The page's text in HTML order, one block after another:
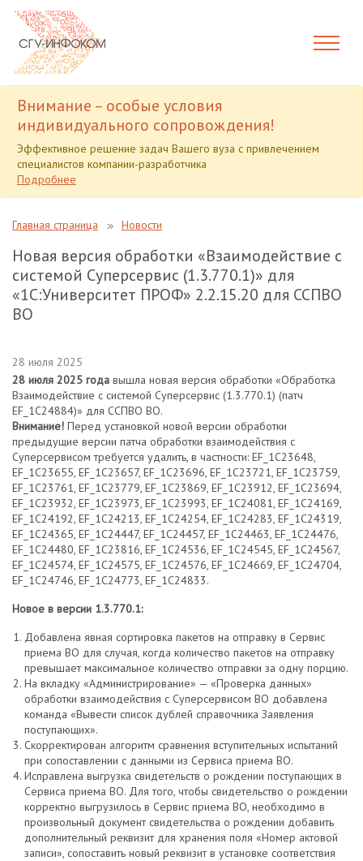
Внимание – особые условия
индивидуального сопровождения!
Эффективное решение задач Вашего вуза с привлечением
специалистов компании-разработчика
Подробнее
Главная страница Новости
Новая версия обработки «Взаимодействие с
системой Суперсервис (1.3.770.1)» для
«1С:Университет ПРОФ» 2.2.15.20 для ССПВО
ВО
28 июля 2025
28 июля 2025 года вышла новая версия обработки «Обработка
Взаимодействие с системой Суперсервис (1.3.770.1) (патч
EF_1C24884)» для ССПВО ВО.
Внимание! Перед установкой новой версии обработки
предыдущие версии патча обработки взаимодействия с
Суперсервисом требуется удалить, в частности: EF_1C23648,
EF_1C23655, EF_1C23657, EF_1C23696, EF_1C23721, EF_1C23759,
EF_1C23761, EF_1C23779, EF_1C23869, EF_1C23912, EF_1С23694,
EF_1C23932, EF_1C23973, EF_1C23993, EF_1C24081, EF_1C24169,
EF_1C24192, EF_1C24213, EF_1C24254, EF_1C24283, EF_1C24319,
EF_1C24365, EF_1C24447, EF_1C24457, EF_1C24463, EF_1C24476,
EF_1C24480, EF_1C23816, EF_1C24536, EF_1C24545, EF_1C24567,
EF_1C24574, EF_1C24575, EF_1C24576, EF_1C24669, EF_1C24704,
EF_1C24746, EF_1C24773, EF_1C24833.
Новое в версии 1.3.770.1:
Добавлена явная сортировка пакетов на отправку в Сервис
приема ВО для случая, когда количество пакетов на отправку
превышает максимальное количество отправки за одну порцию.
На вкладку «Администрирование» — «Проверка данных»
обработки взаимодействия с Суперсервисом ВО добавлена
команда «Вывести список дублей справочника Заявления
поступающих».
Скорректирован алгоритм сравнения вступительных испытаний
при сопоставлении с данными из Сервиса приема ВО.
Исправлена выгрузка свидетельств о рождении поступающих в
Сервиса приема ВО. Для того, чтобы свидетельство о рождении
корректно выгрузилось в Сервис приема ВО, необходимо в
произвольный документ свидетельства о рождении добавить
дополнительный реквизит для хранения поля «Номер актовой
записи», сопоставить новый реквизит в установке соответствия